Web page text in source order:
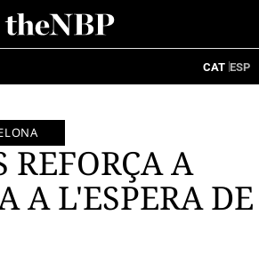
CAT ESP
REFORÇA A
A L'ESPERA DE